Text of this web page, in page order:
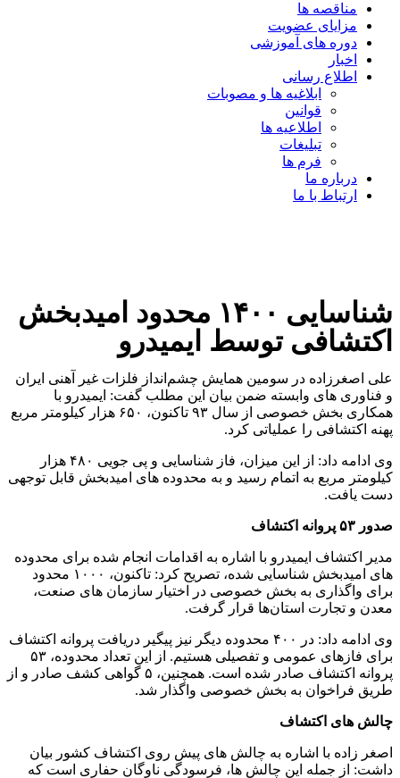
مناقصه ها
مزایای عضویت
دوره های آموزشی
اخبار
اطلاع رسانی
ابلاغیه ها و مصوبات
قوانین
اطلاعیه ها
تبلیغات
فرم ها
درباره ما
ارتباط با ما
شناسایی ۱۴۰۰ محدود امیدبخش
اکتشافی توسط ایمیدرو
علی اصغرزاده در سومین همایش چشم‌انداز فلزات غیر آهنی ایران
و فناوری های وابسته ضمن بیان این مطلب گفت: ایمیدرو با
همکاری بخش خصوصی از سال ۹۳ تاکنون، ۶۵۰ هزار کیلومتر مربع
پهنه اکتشافی را عملیاتی کرد.
وی ادامه داد: از این میزان، فاز شناسایی و پی جویی ۴۸۰ هزار
کیلومتر مربع به اتمام رسید و به محدوده های امیدبخش قابل توجهی
دست یافت.
صدور ۵۳ پروانه اکتشاف
مدیر اکتشاف ایمیدرو با اشاره به اقدامات انجام شده برای محدوده
های امیدبخش شناسایی شده، تصریح کرد: تاکنون، ۱۰۰۰ محدود
برای واگذاری به بخش خصوصی در اختیار سازمان های صنعت،
معدن و تجارت استان‌ها قرار گرفت.
وی ادامه داد: در ۴۰۰ محدوده دیگر نیز پیگیر دریافت پروانه اکتشاف
برای فازهای عمومی و تفصیلی هستیم. از این تعداد محدوده، ۵۳
پروانه اکتشاف صادر شده است. همچنین، ۵ گواهی کشف صادر و از
طریق فراخوان به بخش خصوصی واگذار شد.
چالش های اکتشاف
اصغر زاده با اشاره به چالش های پیش روی اکتشاف کشور بیان
داشت: از جمله این چالش ها، فرسودگی ناوگان حفاری است که